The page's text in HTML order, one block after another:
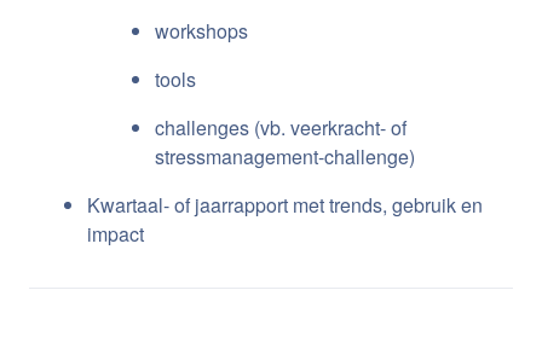
workshops
tools
challenges (vb. veerkracht- of
stressmanagement-challenge)
Kwartaal- of jaarrapport met trends, gebruik en
impact